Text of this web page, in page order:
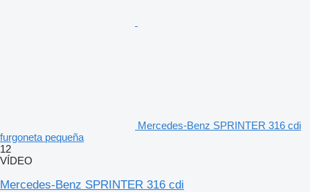
Mercedes-Benz SPRINTER 316 cdi
furgoneta pequeña
12
VÍDEO
Mercedes-Benz SPRINTER 316 cdi